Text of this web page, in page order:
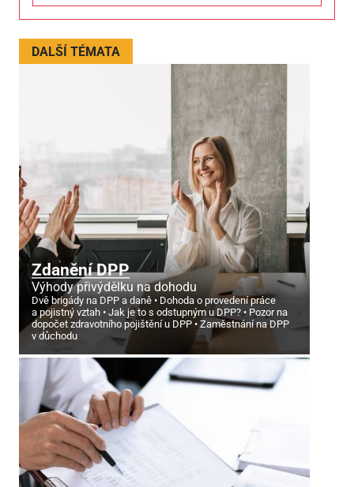
DALŠÍ TÉMATA
Zdanění DPP
Výhody přivýdělku na dohodu
Dvě brigády na DPP a daně
Dohoda o provedení práce
a pojistný vztah
Jak je to s odstupným u DPP?
Pozor na
dopočet zdravotního pojištění u DPP
Zaměstnání na DPP
v důchodu